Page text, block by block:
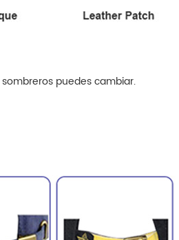
sombreros puedes cambiar.